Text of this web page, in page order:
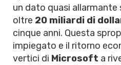
un dato quasi
oltre 20 miliardi di
cinque anni. Questa
impiegato e il ritorno
vertici di Microsoft a